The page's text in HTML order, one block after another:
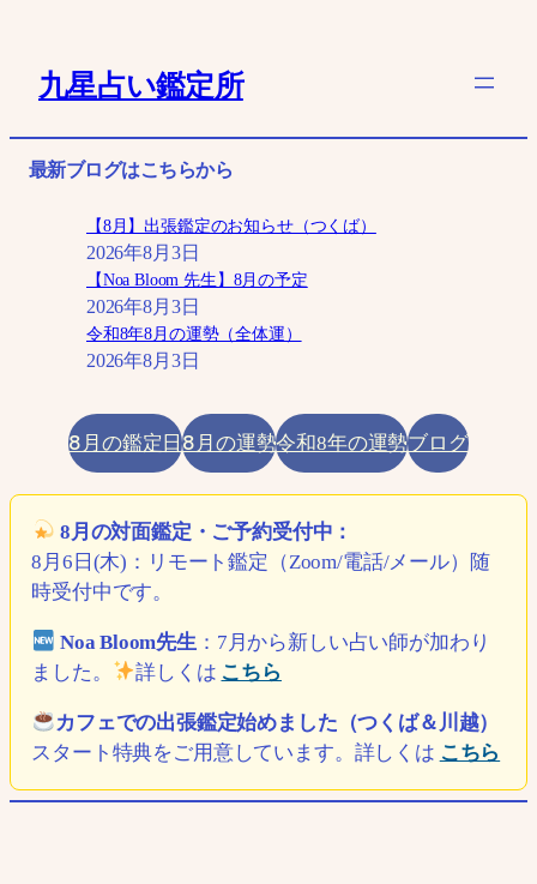
キ
九星占い鑑定所
最新ブログはこちらから
【8月】出張鑑定のお知らせ（つくば）
2026年8月3日
【Noa Bloom 先生】8月の予定
2026年8月3日
令和8年8月の運勢（全体運）
2026年8月3日
8月の鑑定日8月の運勢令和8年の運勢ブログ
8月の対面鑑定・ご予約受付中：
8月6日(木)：リモート鑑定（Zoom/電話/メール）随
時受付中です。
Noa Bloom先生：7月から新しい占い師が加わり
ました。
詳しくは こちら
カフェでの出張鑑定始めました（つくば＆川越）
スタート特典をご用意しています。詳しくは こちら